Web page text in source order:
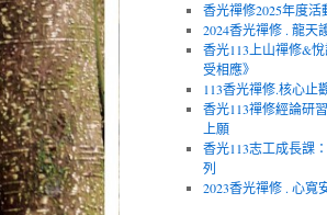
香光禪修2025年度活
2024香光禪修 . 龍天
香光113上山禪修&悅
受相應》
113香光禪修.核心止
香光113禪修經論研
上願
香光113志工成長課
列
2023香光禪修 . 心寬